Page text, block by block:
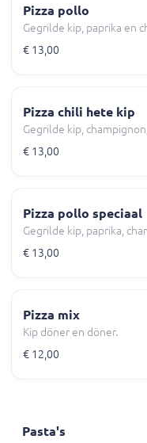
Pizza pollo
Gegrilde kip, paprika en
€ 13,00
Pizza chili hete kip
Gegrilde kip,
€ 13,00
Pizza pollo speciaal
Gegrilde kip, paprika,
€ 13,00
Pizza mix
Kip döner en döner.
€ 12,00
Pasta's